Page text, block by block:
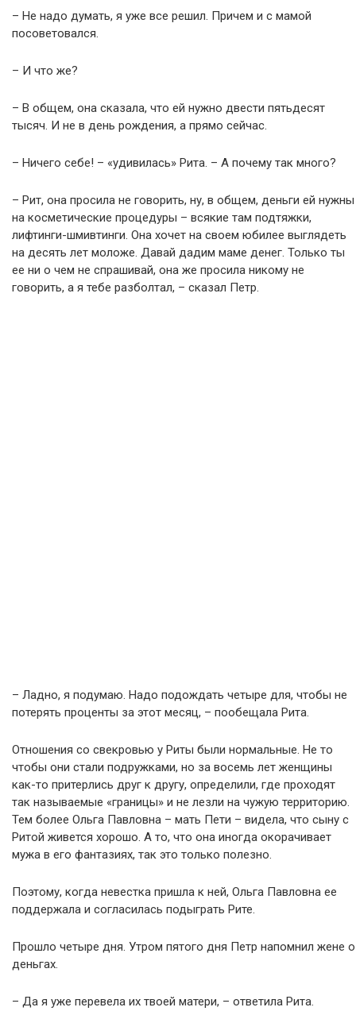
– Не надо думать, я уже все решил. Причем и с мамой
посоветовался.
– И что же?
– В общем, она сказала, что ей нужно двести пятьдесят
тысяч. И не в день рождения, а прямо сейчас.
– Ничего себе! – «удивилась» Рита. – А почему так много?
– Рит, она просила не говорить, ну, в общем, деньги ей нужны
на косметические процедуры – всякие там подтяжки,
лифтинги-шмивтинги. Она хочет на своем юбилее выглядеть
на десять лет моложе. Давай дадим маме денег. Только ты
ее ни о чем не спрашивай, она же просила никому не
говорить, а я тебе разболтал, – сказал Петр.
– Ладно, я подумаю. Надо подождать четыре для, чтобы не
потерять проценты за этот месяц, – пообещала Рита.
Отношения со свекровью у Риты были нормальные. Не то
чтобы они стали подружками, но за восемь лет женщины
как-то притерлись друг к другу, определили, где проходят
так называемые «границы» и не лезли на чужую территорию.
Тем более Ольга Павловна – мать Пети – видела, что сыну с
Ритой живется хорошо. А то, что она иногда окорачивает
мужа в его фантазиях, так это только полезно.
Поэтому, когда невестка пришла к ней, Ольга Павловна ее
поддержала и согласилась подыграть Рите.
Прошло четыре дня. Утром пятого дня Петр напомнил жене о
деньгах.
– Да я уже перевела их твоей матери, – ответила Рита.